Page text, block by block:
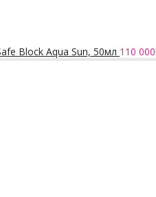
Block Aqua Sun, 50мл 110 000